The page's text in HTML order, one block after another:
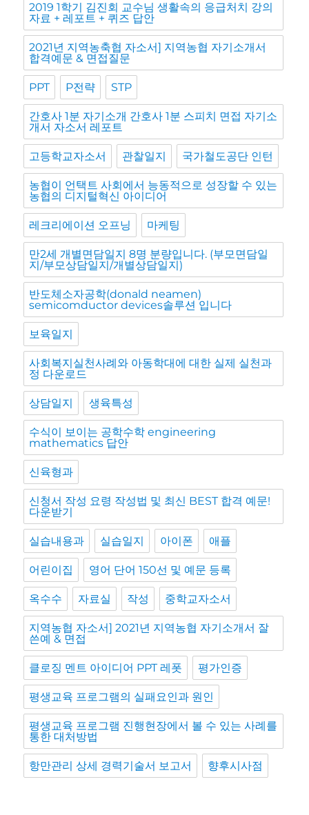
2019 1학기 김진회 교수님 생활속의 응급처치 강의
자료 + 레포트 + 퀴즈 답안
2021년 지역농축협 자소서] 지역농협 자기소개서
합격예문 & 면접질문
PPT P전략 STP
간호사 1분 자기소개 간호사 1분 스피치 면접 자기소
개서 자소서 레포트
고등학교자소서 관찰일지 국가철도공단 인턴
농협이 언택트 사회에서 능동적으로 성장할 수 있는
농협의 디지털혁신 아이디어
레크리에이션 오프닝 마케팅
만2세 개별면담일지 8명 분량입니다. (부모면담일
지/부모상담일지/개별상담일지)
반도체소자공학(donald neamen)
semicomductor devices솔루션 입니다
보육일지
사회복지실천사례와 아동학대에 대한 실제 실천과
정 다운로드
상담일지 생육특성
수식이 보이는 공학수학 engineering
mathematics 답안
신육형과
신청서 작성 요령 작성법 및 최신 BEST 합격 예문!
다운받기
실습내용과 실습일지 아이폰 애플
어린이집 영어 단어 150선 및 예문 등록
옥수수 자료실 작성 중학교자소서
지역농협 자소서] 2021년 지역농협 자기소개서 잘
쓴예 & 면접
클로징 멘트 아이디어 PPT 레폿 평가인증
평생교육 프로그램의 실패요인과 원인
평생교육 프로그램 진행현장에서 볼 수 있는 사례를
통한 대처방법
항만관리 상세 경력기술서 보고서 향후시사점